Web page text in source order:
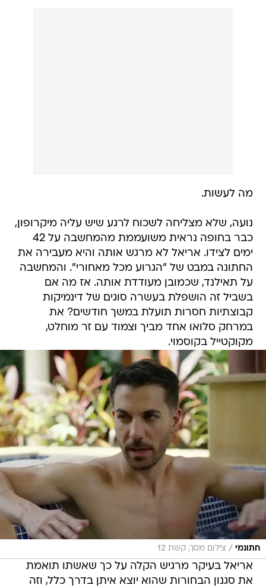
מה לעשות.
נועה, שלא מצליחה לשכוח לרגע שיש עליה מיקרופון,
כבר בחופה נראית משועממת מהמחשבה על 42
ימים לצידו. אריאל לא מרגש אותה והיא מעבירה את
החתונה במבט של "הגרוע מכל מאחורי". והמחשבה
על תאילנד, שכמובן מעודדת אותה. אז מה אם
בשביל זה הושפלת בעשרה סוגים של דינמיקות
קבוצתיות חסרות תועלת במשך חודשים? את
במרחק סלואו אחד מביך וצמוד עם זר מוחלט,
מקוקטייל בקוסמוי.
חתונמי / צילום מסך, קשת 12
אריאל בעיקר מרגיש הקלה על כך שאשתו תואמת
את סגנון הבחורות שהוא יוצא איתן בדרך כלל, וזה